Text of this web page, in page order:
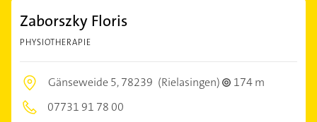
Zaborszky Floris
PHYSIOTHERAPIE
Gänseweide 5,78239 (Rielasingen)
174 m
07731 91 78 00